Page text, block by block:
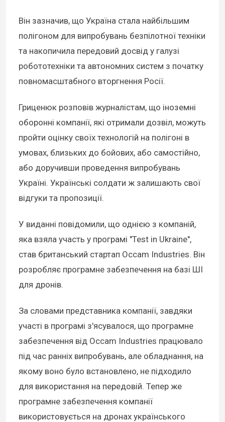
Він зазначив, що Україна стала найбільшим
полігоном для випробувань безпілотної техніки
та накопичила передовий досвід у галузі
робототехніки та автономних систем з початку
повномасштабного вторгнення Росії.
Гриценюк розповів журналістам, що іноземні
оборонні компанії, які отримали дозвіл, можуть
пройти оцінку своїх технологій на полігоні в
умовах, близьких до бойових, або самостійно,
або доручивши проведення випробувань
Україні. Українські солдати ж залишають свої
відгуки та пропозиції.
У виданні повідомили, що однією з компаній,
яка взяла участь у програмі "Test in Ukraine",
став британський стартап Occam Industries. Він
розробляє програмне забезпечення на базі ШІ
для дронів.
За словами представника компанії, завдяки
участі в програмі з'ясувалося, що програмне
забезпечення від Occam Industries працювало
під час ранніх випробувань, але обладнання, на
якому воно було встановлено, не підходило
для використання на передовій. Тепер же
програмне забезпечення компанії
використовується на дронах українського